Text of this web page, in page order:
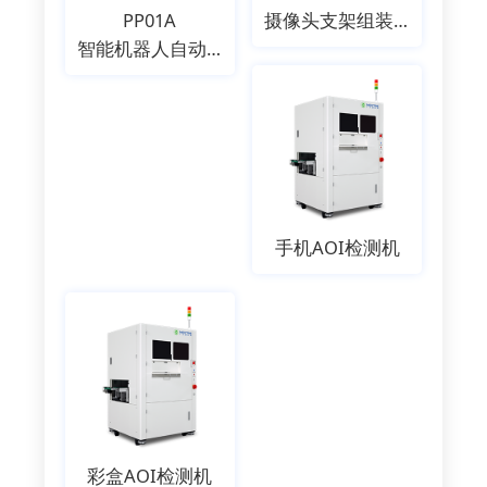
PP01A
智能机器人自动贴装机
摄像头支架组装机
手机AOI检测机
彩盒AOI检测机